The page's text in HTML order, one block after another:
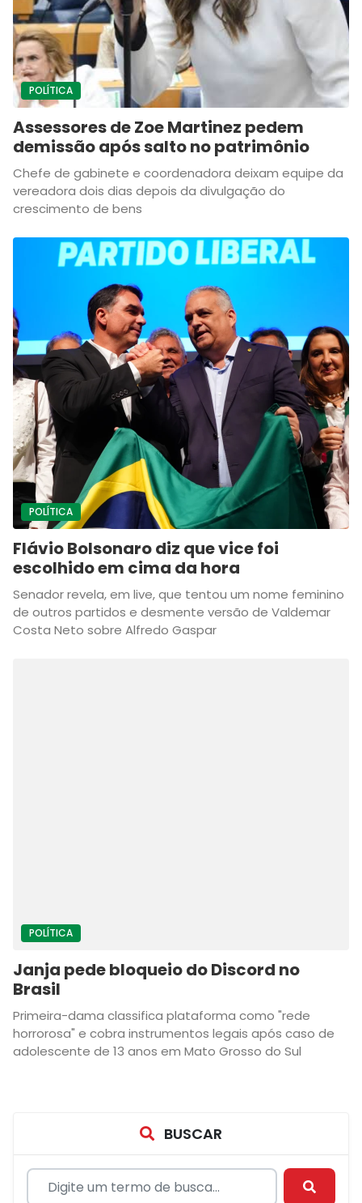
POLÍTICA
Assessores de Zoe Martinez pedem
demissão após salto no patrimônio
Chefe de gabinete e coordenadora deixam equipe da
vereadora dois dias depois da divulgação do
crescimento de bens
POLÍTICA
Flávio Bolsonaro diz que vice foi
escolhido em cima da hora
Senador revela, em live, que tentou um nome feminino
de outros partidos e desmente versão de Valdemar
Costa Neto sobre Alfredo Gaspar
POLÍTICA
Janja pede bloqueio do Discord no
Brasil
Primeira-dama classifica plataforma como "rede
horrorosa" e cobra instrumentos legais após caso de
adolescente de 13 anos em Mato Grosso do Sul
BUSCAR